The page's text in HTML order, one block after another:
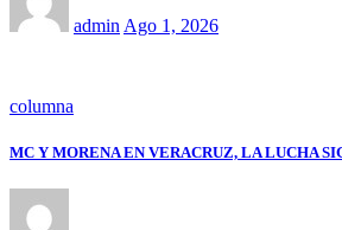
admin Ago 1, 2026
columna
MC Y MORENA EN VERACRUZ, LA LUCHA